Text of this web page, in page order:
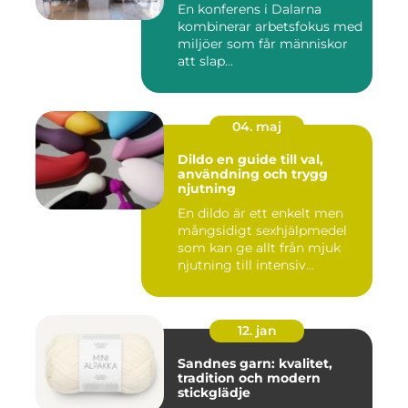
En konferens i Dalarna
kombinerar arbetsfokus med
miljöer som får människor
att slap...
04. maj
Dildo en guide till val,
användning och trygg
njutning
En dildo är ett enkelt men
mångsidigt sexhjälpmedel
som kan ge allt från mjuk
njutning till intensiv...
12. jan
Sandnes garn: kvalitet,
tradition och modern
stickglädje